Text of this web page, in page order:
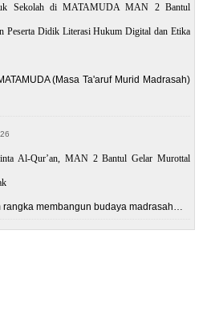
Sekolah di MATAMUDA MAN 2 Bantul
Peserta Didik Literasi Hukum Digital dan Etika
(Masa Ta'aruf Murid Madrasah)
Al-Qur’an, MAN 2 Bantul Gelar Murottal
membangun budaya madrasah…